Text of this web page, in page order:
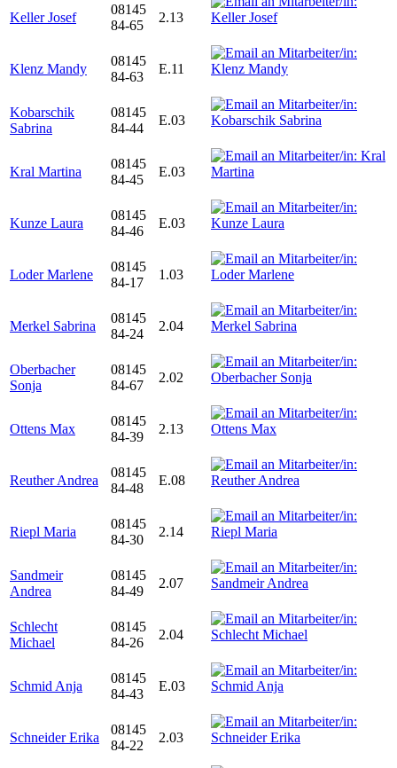
Keller Josef
08145
84-65
2.13
Klenz Mandy
08145
84-63
E.11
Kobarschik
Sabrina
08145
84-44
E.03
Kral Martina
08145
84-45
E.03
Kunze Laura
08145
84-46
E.03
Loder Marlene
08145
84-17
1.03
Merkel Sabrina
08145
84-24
2.04
Oberbacher
Sonja
08145
84-67
2.02
Ottens Max
08145
84-39
2.13
Reuther Andrea
08145
84-48
E.08
Riepl Maria
08145
84-30
2.14
Sandmeir
Andrea
08145
84-49
2.07
Schlecht
Michael
08145
84-26
2.04
Schmid Anja
08145
84-43
E.03
Schneider Erika
08145
84-22
2.03